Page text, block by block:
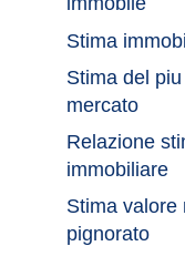
Stima del
mercato
Relazione
immobiliare
Stima valore
pignorato